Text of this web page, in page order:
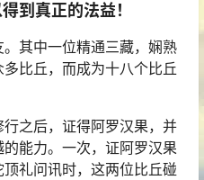
到真正的法益！
其中一位精通三藏，娴熟
比丘，而成为十八个比丘
之后，证得阿罗汉果，并
能力。一次，证阿罗汉果
礼问讯时，这两位比丘碰